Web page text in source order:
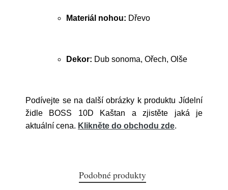
Materiál nohou: Dřevo
Dekor: Dub sonoma, Ořech, Olše
Podívejte se na další obrázky k produktu Jídelní
židle BOSS 10D Kaštan a zjistěte jaká je
aktuální cena. Klikněte do obchodu zde.
Podobné produkty